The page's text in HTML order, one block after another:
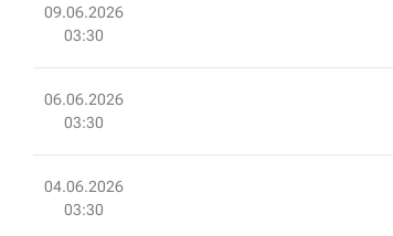
09.06.2026
03:30
06.06.2026
03:30
04.06.2026
03:30